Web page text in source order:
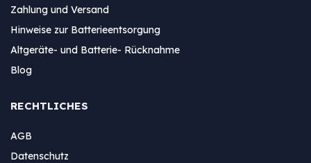
Zahlung und Versand
Hinweise zur Batterieentsorgung
Altgeräte- und Batterie- Rücknahme
Blog
RECHTLICHES
AGB
Datenschutz